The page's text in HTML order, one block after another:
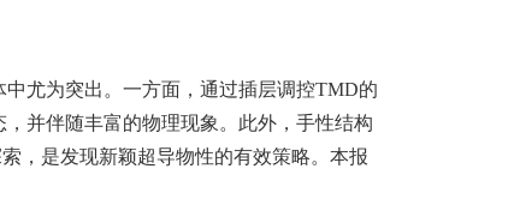
中尤为突出。一方面，通过插层调控TMD的
并伴随丰富的物理现象。此外，手性结构
，是发现新颖超导物性的有效策略。本报